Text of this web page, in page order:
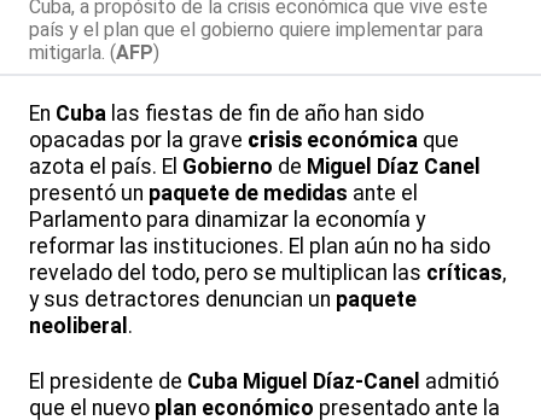
Cuba, a propósito de la crisis económica que vive este
país y el plan que el gobierno quiere implementar para
mitigarla. (AFP)
En Cuba las fiestas de fin de año han sido
opacadas por la grave crisis económica que
azota el país. El Gobierno de Miguel Díaz Canel
presentó un paquete de medidas ante el
Parlamento para dinamizar la economía y
reformar las instituciones. El plan aún no ha sido
revelado del todo, pero se multiplican las críticas,
y sus detractores denuncian un paquete
neoliberal .
El presidente de Cuba Miguel Díaz-Canel admitió
que el nuevo plan económico presentado ante la